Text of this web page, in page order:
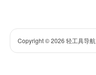
Copyright © 2026 轻工具导航